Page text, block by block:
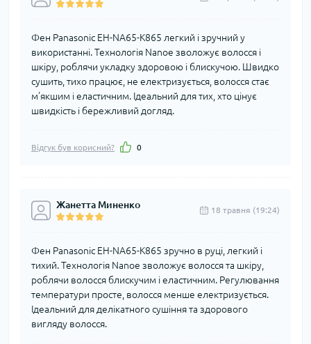
Фен Panasonic EH-NA65-K865 легкий і зручний у
використанні. Технологія Nanoe зволожує волосся і
шкіру, роблячи укладку здоровою і блискучою. Швидко
сушить, тихо працює, не електризується, волосся стає
м'якшим і еластичним. Ідеальний для тих, хто цінує
швидкість і бережливий догляд.
Відгук був корисний? 0
Жанетта Миненко 18 травня (19:24)
Фен Panasonic EH-NA65-K865 зручно в руці, легкий і
тихий. Технологія Nanoe зволожує волосся та шкіру,
роблячи волосся блискучим і еластичним. Регулювання
температури просте, волосся менше електризується.
Ідеальний для делікатного сушіння та здорового
вигляду волосся.